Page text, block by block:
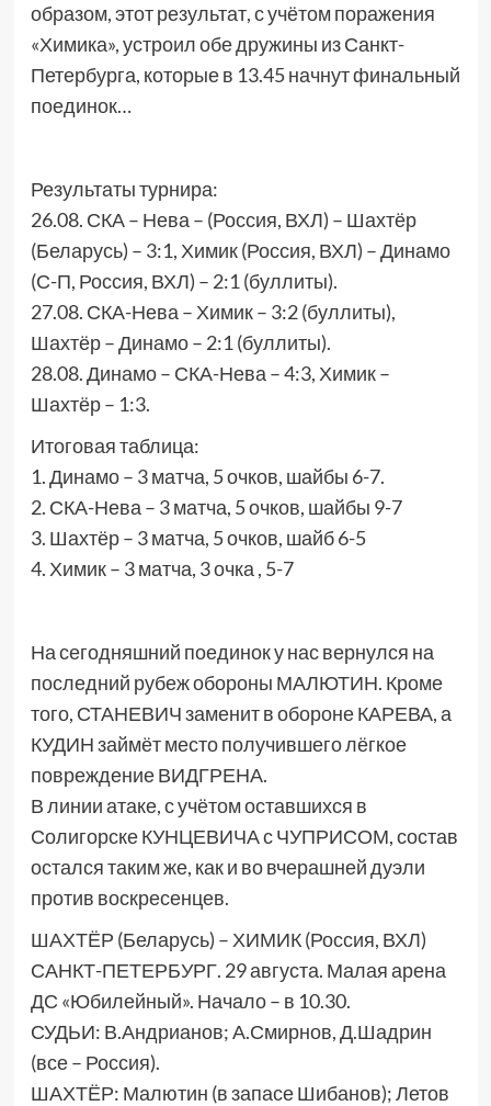
образом, этот результат, с учётом поражения
«Химика», устроил обе дружины из Санкт-
Петербурга, которые в 13.45 начнут финальный
поединок…
Результаты турнира:
26.08. СКА – Нева – (Россия, ВХЛ) – Шахтёр
(Беларусь) – 3:1, Химик (Россия, ВХЛ) – Динамо
(С-П, Россия, ВХЛ) – 2:1 (буллиты).
27.08. СКА-Нева – Химик – 3:2 (буллиты),
Шахтёр – Динамо – 2:1 (буллиты).
28.08. Динамо – СКА-Нева – 4:3, Химик –
Шахтёр – 1:3.
Итоговая таблица:
1. Динамо – 3 матча, 5 очков, шайбы 6-7.
2. СКА-Нева – 3 матча, 5 очков, шайбы 9-7
3. Шахтёр – 3 матча, 5 очков, шайб 6-5
4. Химик – 3 матча, 3 очка , 5-7
На сегодняшний поединок у нас вернулся на
последний рубеж обороны МАЛЮТИН. Кроме
того, СТАНЕВИЧ заменит в обороне КАРЕВА, а
КУДИН займёт место получившего лёгкое
повреждение ВИДГРЕНА.
В линии атаке, с учётом оставшихся в
Солигорске КУНЦЕВИЧА с ЧУПРИСОМ, состав
остался таким же, как и во вчерашней дуэли
против воскресенцев.
ШАХТЁР (Беларусь) – ХИМИК (Россия, ВХЛ)
САНКТ-ПЕТЕРБУРГ. 29 августа. Малая арена
ДС «Юбилейный». Начало – в 10.30.
СУДЬИ: В.Андрианов; А.Смирнов, Д.Шадрин
(все – Россия).
ШАХТЁР: Малютин (в запасе Шибанов); Летов